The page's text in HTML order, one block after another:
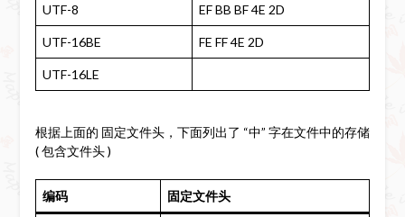
UTF-8 EF BB BF 4E 2D
UTF-16BE FE FF 4E 2D
UTF-16LE
根据上面的 固定文件头，下面列出了 “中” 字在文件中的存储
( 包含文件头 )
编码 固定文件头